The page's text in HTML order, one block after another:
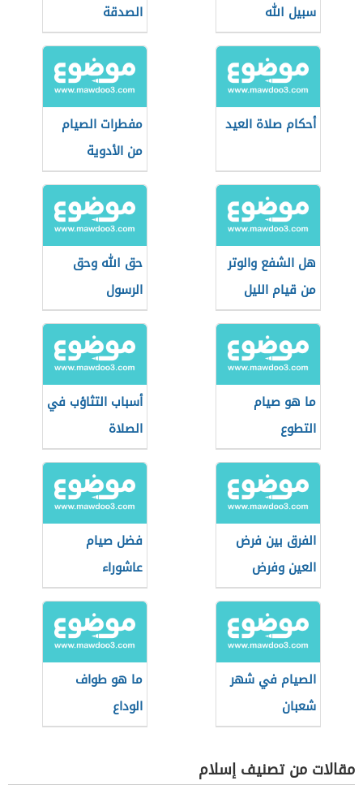
سبيل الله
الصدقة
أحكام صلاة العيد
مفطرات الصيام
من الأدوية
هل الشفع والوتر
من قيام الليل
حق الله وحق
الرسول
ما هو صيام
التطوع
أسباب التثاؤب في
الصلاة
الفرق بين فرض
العين وفرض
الكفاية
فضل صيام
عاشوراء
الصيام في شهر
شعبان
ما هو طواف
الوداع
مقالات من تصنيف إسلام